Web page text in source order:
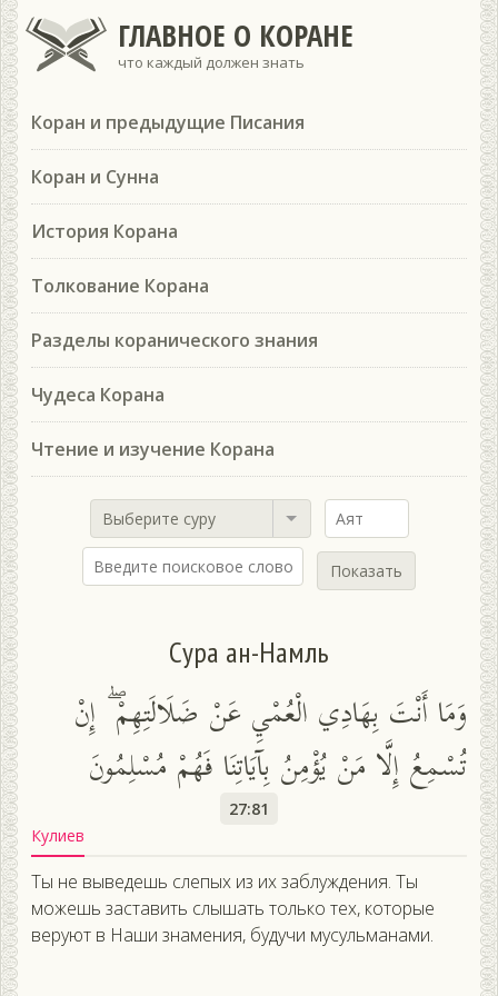
ГЛАВНОЕ О КОРАНЕ
что каждый должен знать
Коран и предыдущие Писания
Коран и Сунна
История Корана
Толкование Корана
Разделы коранического знания
Чудеса Корана
Чтение и изучение Корана
Выберите суру
Показать
Сура ан-Намль
وَمَا أَنْتَ بِهَادِي الْعُمْيِ عَنْ ضَلَالَتِهِمْ ۖ إِنْ
تُسْمِعُ إِلَّا مَنْ يُؤْمِنُ بِآيَاتِنَا فَهُمْ مُسْلِمُونَ
27:81
Кулиев
Ты не выведешь слепых из их заблуждения. Ты
можешь заставить слышать только тех, которые
веруют в Наши знамения, будучи мусульманами.